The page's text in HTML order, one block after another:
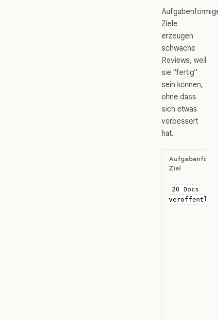
Ziele
erzeugen
schwache
Reviews, weil
sie "fertig"
sein können,
ohne dass
sich etwas
verbessert
hat.
Ziel
20 Docs